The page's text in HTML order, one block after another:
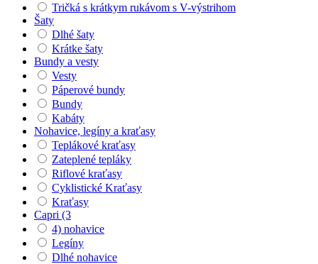
Tričká s krátkym rukávom s V-výstrihom
Šaty
Dlhé šaty
Krátke šaty
Bundy a vesty
Vesty
Páperové bundy
Bundy
Kabáty
Nohavice, legíny a kraťasy
Teplákové kraťasy
Zateplené tepláky
Riflové kraťasy
Cyklistické Kraťasy
Kraťasy
Capri (3
4) nohavice
Legíny
Dlhé nohavice